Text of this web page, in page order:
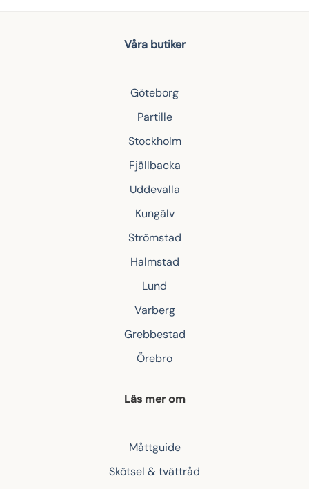
Våra butiker
Göteborg
Partille
Stockholm
Fjällbacka
Uddevalla
Kungälv
Strömstad
Halmstad
Lund
Varberg
Grebbestad
Örebro
Läs mer om
Måttguide
Skötsel & tvättråd